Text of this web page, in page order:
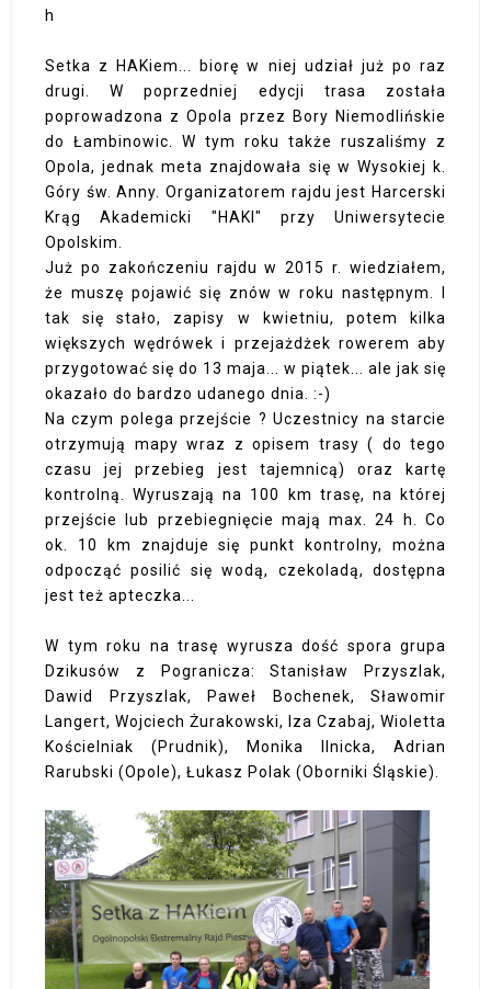
h
Setka z HAKiem... biorę w niej udział już po raz
drugi. W poprzedniej edycji trasa została
poprowadzona z Opola przez Bory Niemodlińskie
do Łambinowic. W tym roku także ruszaliśmy z
Opola, jednak meta znajdowała się w Wysokiej k.
Góry św. Anny. Organizatorem rajdu jest Harcerski
Krąg Akademicki "HAKI" przy Uniwersytecie
Opolskim.
Już po zakończeniu rajdu w 2015 r. wiedziałem,
że muszę pojawić się znów w roku następnym. I
tak się stało, zapisy w kwietniu, potem kilka
większych wędrówek i przejażdżek rowerem aby
przygotować się do 13 maja... w piątek... ale jak się
okazało do bardzo udanego dnia. :-)
Na czym polega przejście ? Uczestnicy na starcie
otrzymują mapy wraz z opisem trasy ( do tego
czasu jej przebieg jest tajemnicą) oraz kartę
kontrolną. Wyruszają na 100 km trasę, na której
przejście lub przebiegnięcie mają max. 24 h. Co
ok. 10 km znajduje się punkt kontrolny, można
odpocząć posilić się wodą, czekoladą, dostępna
jest też apteczka...
W tym roku na trasę wyrusza dość spora grupa
Dzikusów z Pogranicza: Stanisław Przyszlak,
Dawid Przyszlak, Paweł Bochenek, Sławomir
Langert, Wojciech Żurakowski, Iza Czabaj, Wioletta
Kościelniak (Prudnik), Monika Ilnicka, Adrian
Rarubski (Opole), Łukasz Polak (Oborniki Śląskie).